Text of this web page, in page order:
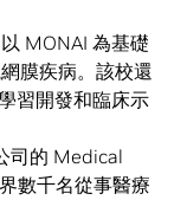
MONAI 為基礎
膜疾病。該校還
習開發和臨床示
司的 Medical
數千名從事醫療